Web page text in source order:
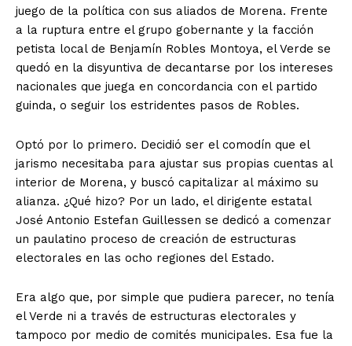
juego de la política con sus aliados de Morena. Frente
a la ruptura entre el grupo gobernante y la facción
petista local de Benjamín Robles Montoya, el Verde se
quedó en la disyuntiva de decantarse por los intereses
nacionales que juega en concordancia con el partido
guinda, o seguir los estridentes pasos de Robles.
Optó por lo primero. Decidió ser el comodín que el
jarismo necesitaba para ajustar sus propias cuentas al
interior de Morena, y buscó capitalizar al máximo su
alianza. ¿Qué hizo? Por un lado, el dirigente estatal
José Antonio Estefan Guillessen se dedicó a comenzar
un paulatino proceso de creación de estructuras
electorales en las ocho regiones del Estado.
Era algo que, por simple que pudiera parecer, no tenía
el Verde ni a través de estructuras electorales y
tampoco por medio de comités municipales. Esa fue la